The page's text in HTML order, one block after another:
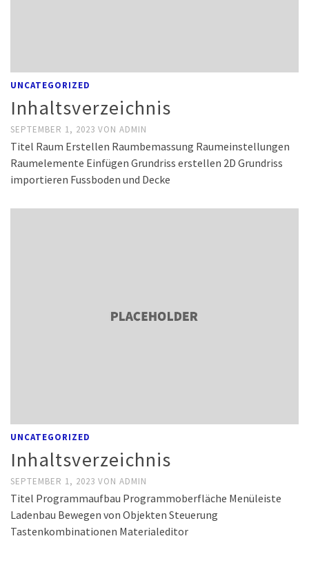
UNCATEGORIZED
Inhaltsverzeichnis
SEPTEMBER 1, 2023 VON ADMIN
Titel Raum Erstellen Raumbemassung Raumeinstellungen
Raumelemente Einfügen Grundriss erstellen 2D Grundriss
importieren Fussboden und Decke
UNCATEGORIZED
Inhaltsverzeichnis
SEPTEMBER 1, 2023 VON ADMIN
Titel Programmaufbau Programmoberfläche Menüleiste
Ladenbau Bewegen von Objekten Steuerung
Tastenkombinationen Materialeditor